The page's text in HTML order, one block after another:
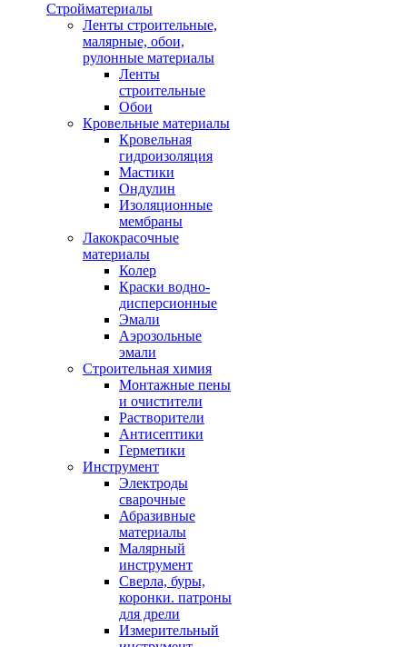
Стройматериалы
Ленты строительные,
малярные, обои,
рулонные материалы
Ленты
строительные
Обои
Кровельные материалы
Кровельная
гидроизоляция
Мастики
Ондулин
Изоляционные
мембраны
Лакокрасочные
материалы
Колер
Краски водно-
дисперсионные
Эмали
Аэрозольные
эмали
Строительная химия
Монтажные пены
и очистители
Растворители
Антисептики
Герметики
Инструмент
Электроды
сварочные
Абразивные
материалы
Малярный
инструмент
Сверла, буры,
коронки. патроны
для дрели
Измерительный